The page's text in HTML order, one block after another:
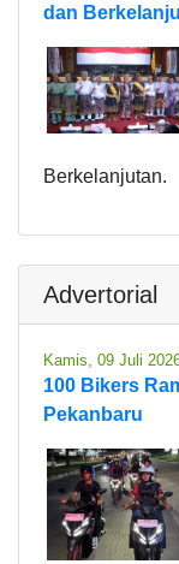
dan
Berkelanjutan.
Advertorial
Kamis, 09 Juli
100 Bikers
Pekanbaru